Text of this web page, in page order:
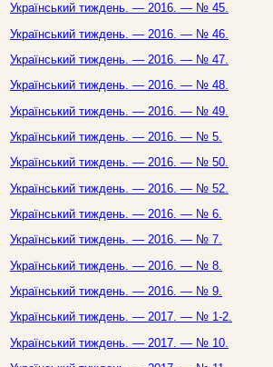
Український тиждень. — 2016. — № 45.
Український тиждень. — 2016. — № 46.
Український тиждень. — 2016. — № 47.
Український тиждень. — 2016. — № 48.
Український тиждень. — 2016. — № 49.
Український тиждень. — 2016. — № 5.
Український тиждень. — 2016. — № 50.
Український тиждень. — 2016. — № 52.
Український тиждень. — 2016. — № 6.
Український тиждень. — 2016. — № 7.
Український тиждень. — 2016. — № 8.
Український тиждень. — 2016. — № 9.
Український тиждень. — 2017. — № 1-2.
Український тиждень. — 2017. — № 10.